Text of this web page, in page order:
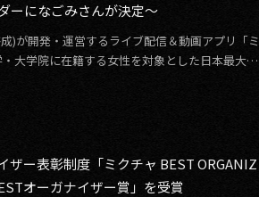
ーになごみさんが決定〜
)が開発・運営するライブ配信＆動画アプリ「ミ
大学院に在籍する女性を対象とした日本最大級
ー表彰制度「ミクチャ BEST ORGANIZ
オーガナイザー賞」を受賞